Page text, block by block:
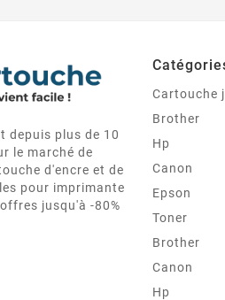
depuis plus de 10
le marché de
d'encre et de
pour imprimante
jusqu'à -80%
Cartouche
Brother
Hp
Canon
Epson
Toner
Brother
Canon
Hp